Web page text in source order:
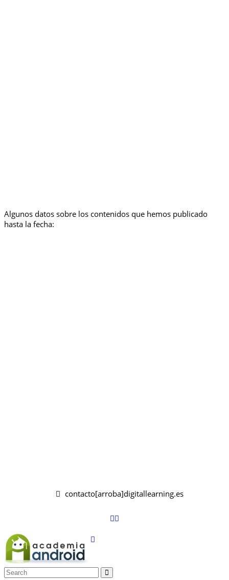
Algunos datos sobre los contenidos que hemos publicado
hasta la fecha:
contacto[arroba]digitallearning.es